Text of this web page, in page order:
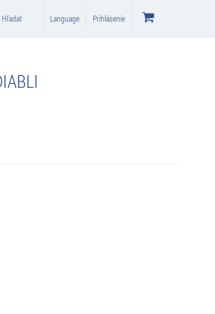
Hľadať Language Prihlásenie